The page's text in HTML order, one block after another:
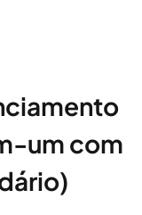
um com